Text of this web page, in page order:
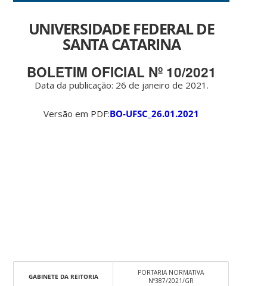
UNIVERSIDADE FEDERAL DE
SANTA CATARINA
BOLETIM OFICIAL Nº 10/2021
Data da publicação: 26 de janeiro de 2021.
Versão em PDF:BO-UFSC_26.01.2021
GABINETE DA REITORIA
PORTARIA NORMATIVA
Nº387/2021/GR